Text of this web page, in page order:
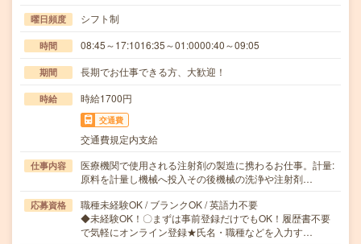
曜日頻度 シフト制
時間 08:45～17:1016:35～01:0000:40～09:05
期間 長期でお仕事できる方、大歓迎！
時給 時給1700円
交通費
交通費規定内支給
仕事内容
医療機関で使用される注射剤の製造に携わるお仕事。計量:
原料を計量し機械へ投入その後機械の洗浄や注射剤…
応募資格
職種未経験OK / ブランクOK / 英語力不要
◆未経験OK！〇まずは事前登録だけでもOK！履歴書不要
で気軽にオンライン登録★氏名・職種などを入力す…